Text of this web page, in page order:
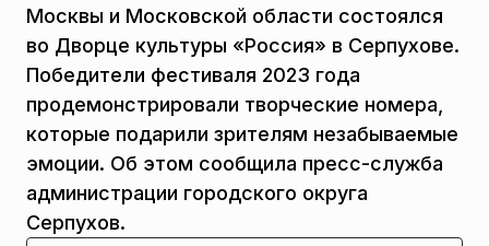
Москвы и Московской области состоялся
во Дворце культуры «Россия» в Серпухове.
Победители фестиваля 2023 года
продемонстрировали творческие номера,
которые подарили зрителям незабываемые
эмоции. Об этом сообщила пресс-служба
администрации городского округа
Серпухов.